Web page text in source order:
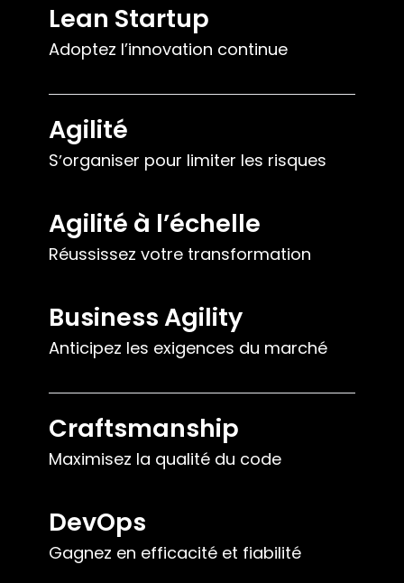
Lean Startup
Adoptez l’innovation continue
Agilité
Sʼorganiser pour limiter les risques
Agilité à lʼéchelle
Réussissez votre transformation
Business Agility
Anticipez les exigences du marché
Craftsmanship
Maximisez la qualité du code
DevOps
Gagnez en efficacité et fiabilité